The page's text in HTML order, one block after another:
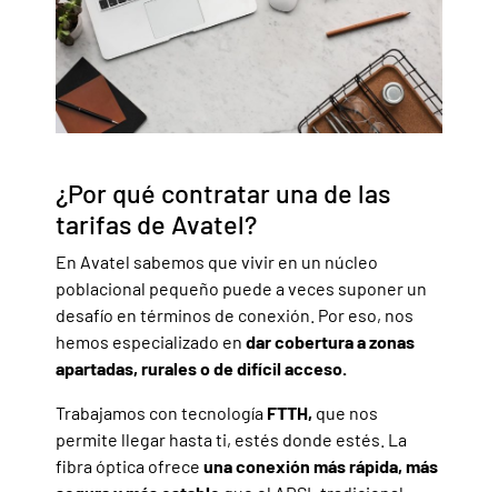
¿Por qué contratar una de las
tarifas de Avatel?
En Avatel sabemos que vivir en un núcleo
poblacional pequeño puede a veces suponer un
desafío en términos de conexión. Por eso, nos
hemos especializado en dar cobertura a zonas
apartadas, rurales o de difícil acceso.
Trabajamos con tecnología FTTH, que nos
permite llegar hasta ti, estés donde estés. La
fibra óptica ofrece una conexión más rápida, más